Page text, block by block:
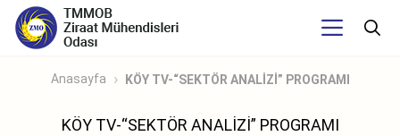
Anasayfa KÖY TV-“SEKTÖR ANALİZİ” PROGRAMI
KÖY TV-“SEKTÖR ANALİZİ” PROGRAMI